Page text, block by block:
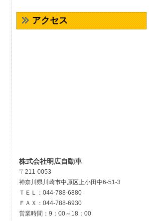
アクセス
株式会社明広自動車
〒211-0053
神奈川県川崎市中原区上小田中6-51-3
ＴＥＬ：044-788-6880
ＦＡＸ：044-788-6930
営業時間：9：00～18：00